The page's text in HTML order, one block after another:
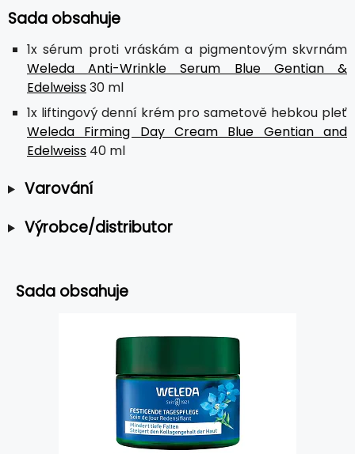
Sada obsahuje
1x sérum proti vráskám a pigmentovým skvrnám
Weleda Anti-Wrinkle Serum Blue Gentian &
Edelweiss30 ml
1x liftingový denní krém pro sametově hebkou pleť
Weleda Firming Day Cream Blue Gentian and
Edelweiss 40 ml
Varování
Výrobce/distributor
Sada obsahuje